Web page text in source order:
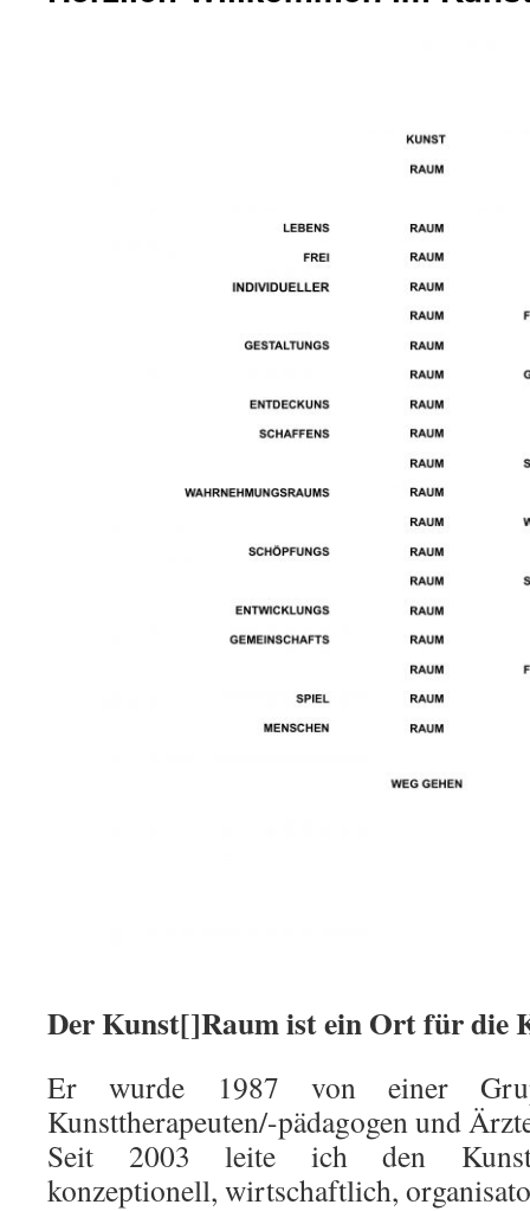
Der Kunst[]Raum ist ein Ort für die
Er wurde 1987 von einer
Kunsttherapeuten/-pädagogen und
Seit 2003 leite ich den
konzeptionell, wirtschaftlich,